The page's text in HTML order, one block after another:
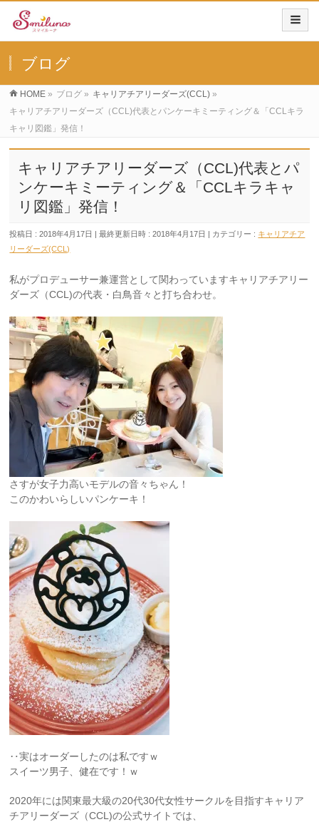
ブログ
HOME » ブログ » キャリアチアリーダーズ(CCL) »
キャリアチアリーダーズ（CCL)代表とパンケーキミーティング＆「CCLキラ
キャリ図鑑」発信！
キャリアチアリーダーズ（CCL)代表とパ
ンケーキミーティング＆「CCLキラキャ
リ図鑑」発信！
投稿日 : 2018年4月17日 最終更新日時 : 2018年4月17日 カテゴリー : キャリアチア
リーダーズ(CCL)
私がプロデューサー兼運営として関わっていますキャリアチアリー
ダーズ（CCL)の代表・白鳥音々と打ち合わせ。
さすが女子力高いモデルの音々ちゃん！
このかわいらしいパンケーキ！
‥実はオーダーしたのは私ですｗ
スイーツ男子、健在です！ｗ
2020年には関東最大級の20代30代女性サークルを目指すキャリア
チアリーダーズ（CCL)の公式サイトでは、